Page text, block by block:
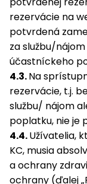
rezervácie na
potvrdená
za službu/
účastníckeho
4.3.Na
rezervácie, t.j.
službu/ nájom
poplatku, nie je
4.4.Užívatelia,
KC, musia
a ochrany
ochrany (ďalej